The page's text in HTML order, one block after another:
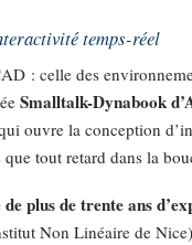
temps-réel
: celle des
Smalltalk-Dynabook
ouvre la conception
tout retard dans la
plus de trente ans
Non Linéaire de